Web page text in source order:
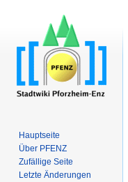
Hauptseite
Über PFENZ
Zufällige Seite
Letzte Änderungen